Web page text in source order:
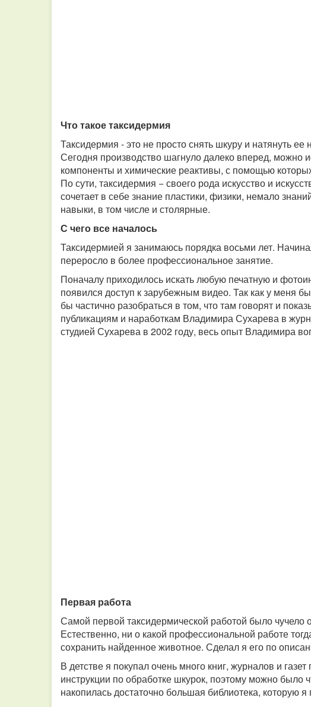
Что такое таксидермия
Таксидермия - это не просто снять шкуру и натянуть
Сегодня производство шагнуло далеко вперед, можно
компоненты и химические реактивы, с помощью
По сути, таксидермия − своего рода искусство и
сочетает в себе знание пластики, физики, немало
навыки, в том числе и столярные.
С чего все началось
Таксидермией я занимаюсь порядка восьми лет.
переросло в более профессиональное занятие.
Поначалу приходилось искать любую печатную и
появился доступ к зарубежным видео. Так как у меня
бы частично разобраться в том, что там говорят и
публикациям и наработкам Владимира Сухарева в
студией Сухарева в 2002 году, весь опыт Владимира
Первая работа
Самой первой таксидермической работой было чучело
Естественно, ни о какой профессиональной работе
сохранить найденное животное. Сделал я его по
В детстве я покупал очень много книг, журналов и
инструкции по обработке шкурок, поэтому можно было
накопилась достаточно большая библиотека, которую